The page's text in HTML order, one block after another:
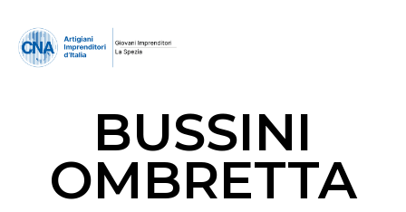
BUSSINI
OMBRETTA